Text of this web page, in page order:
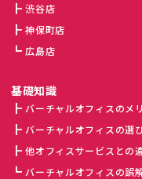
渋谷店
神保町店
広島店
基礎知識
バーチャルオフィスのメ
バーチャルオフィスの選
他オフィスサービスとの
バーチャルオフィスの誤